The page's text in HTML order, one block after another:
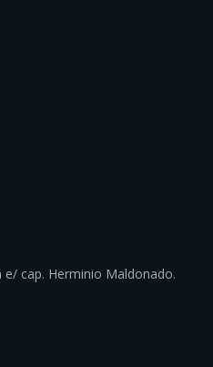
e/ cap. Herminio Maldonado.